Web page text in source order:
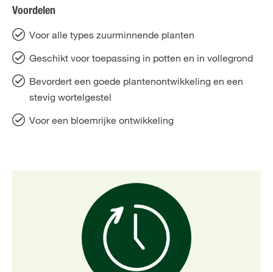
Voordelen
Voor alle types zuurminnende planten
Geschikt voor toepassing in potten en in vollegrond
Bevordert een goede plantenontwikkeling en een
stevig wortelgestel
Voor een bloemrijke ontwikkeling